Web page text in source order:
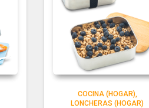
COCINA (HOGAR)
LONCHERAS (HOGAR)